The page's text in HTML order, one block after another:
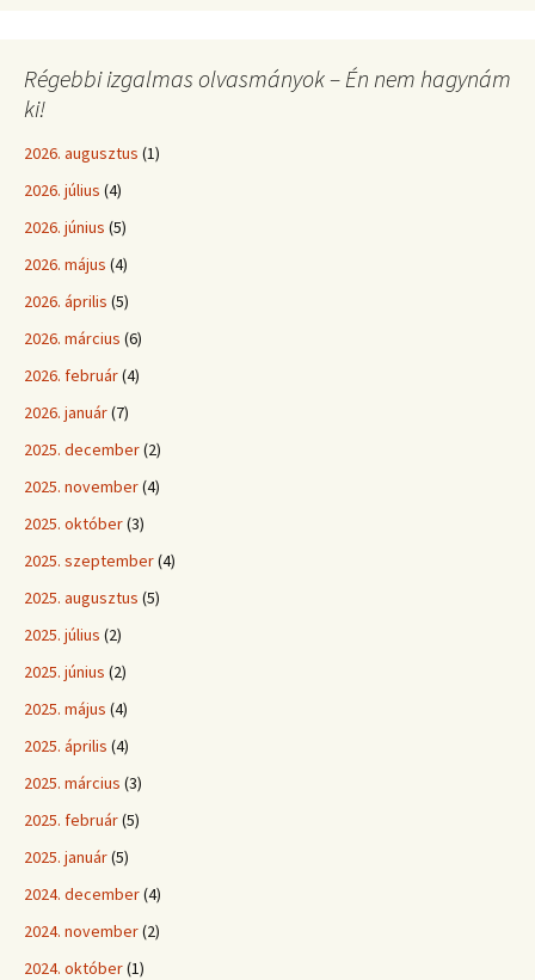
Régebbi izgalmas olvasmányok – Én nem hagynám
ki!
2026. augusztus (1)
2026. július (4)
2026. június (5)
2026. május (4)
2026. április (5)
2026. március (6)
2026. február(4)
2026. január(7)
2025. december(2)
2025. november(4)
2025. október(3)
2025. szeptember(4)
2025. augusztus (5)
2025. július (2)
2025. június (2)
2025. május (4)
2025. április (4)
2025. március (3)
2025. február(5)
2025. január(5)
2024. december(4)
2024. november(2)
2024. október(1)